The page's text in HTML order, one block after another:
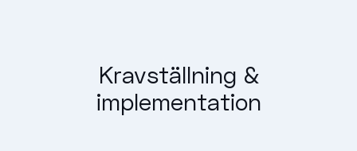
Kravställning &
implementation